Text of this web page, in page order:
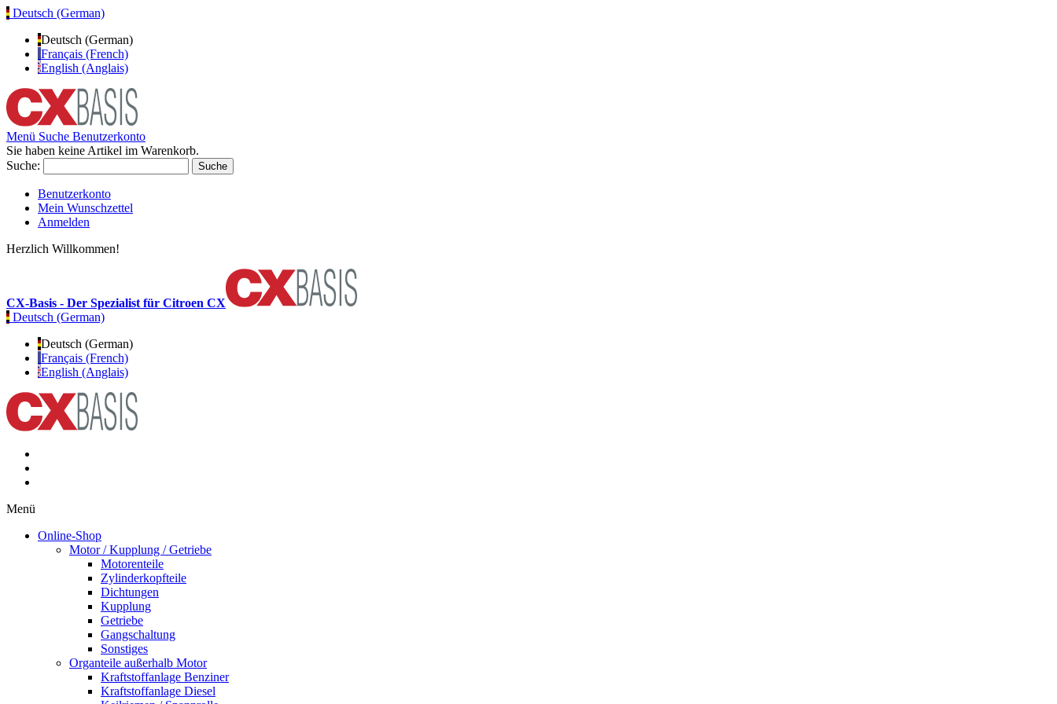
Deutsch (German)
Deutsch (German)
Français (French)
English (Anglais)
Menü Suche Benutzerkonto
Sie haben keine Artikel im Warenkorb.
Suche:
Suche
Benutzerkonto
Mein Wunschzettel
Anmelden
Herzlich Willkommen!
CX-Basis - Der Spezialist für Citroen CX
Deutsch (German)
Deutsch (German)
Français (French)
English (Anglais)
Menü
Online-Shop
Motor / Kupplung / Getriebe
Motorenteile
Zylinderkopfteile
Dichtungen
Kupplung
Getriebe
Gangschaltung
Sonstiges
Organteile außerhalb Motor
Kraftstoffanlage Benziner
Kraftstoffanlage Diesel